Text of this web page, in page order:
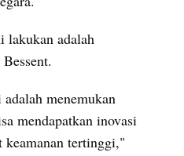
lakukan adalah
menemukan
mendapatkan inovasi
tertinggi,"